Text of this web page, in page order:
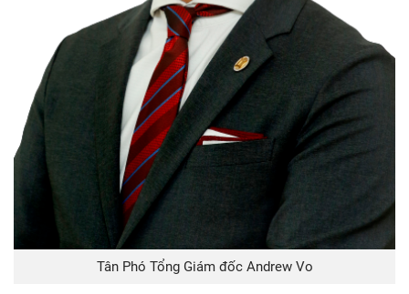
Tân Phó Tổng Giám đốc Andrew Vo